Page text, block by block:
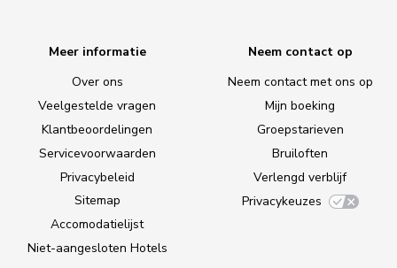
Meer informatie
Over ons
Veelgestelde vragen
Klantbeoordelingen
Servicevoorwaarden
Privacybeleid
Sitemap
Accomodatielijst
Niet-aangesloten Hotels
Neem contact op
Neem contact met ons op
Mijn boeking
Groepstarieven
Bruiloften
Verlengd verblijf
Privacykeuzes